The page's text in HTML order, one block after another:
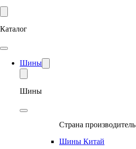
Каталог
Шины
Шины
Страна производитель
Шины Китай